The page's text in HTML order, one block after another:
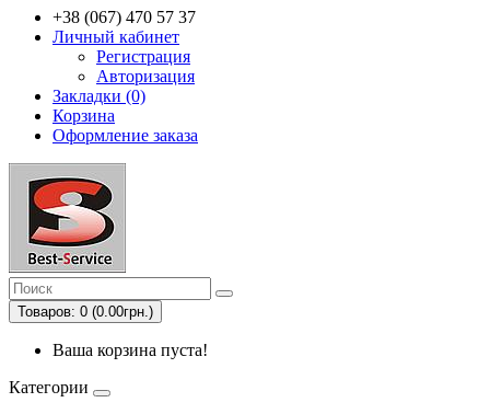
+38 (067) 470 57 37
Личный кабинет
Регистрация
Авторизация
Закладки (0)
Корзина
Оформление заказа
Товаров: 0 (0.00грн.)
Ваша корзина пуста!
Категории